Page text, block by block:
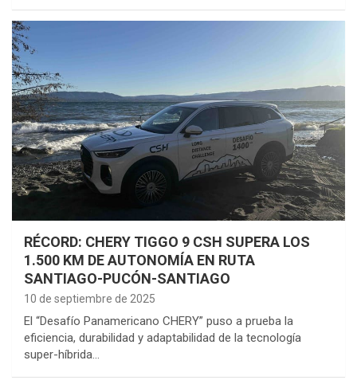
RÉCORD: CHERY TIGGO 9 CSH SUPERA LOS
1.500 KM DE AUTONOMÍA EN RUTA
SANTIAGO-PUCÓN-SANTIAGO
10 de septiembre de 2025
El “Desafío Panamericano CHERY” puso a prueba la
eficiencia, durabilidad y adaptabilidad de la tecnología
super-híbrida…